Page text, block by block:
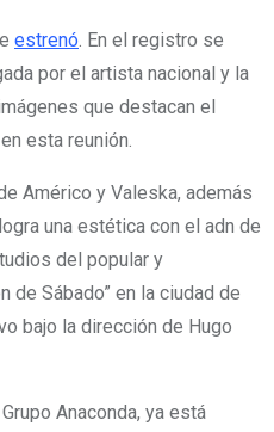
estrenó . En el registro se
por el artista nacional y la
que destacan el
esta reunión.
Américo y Valeska, además
una estética con el adn de
del popular y
de Sábado” en la ciudad de
bajo la dirección de Hugo
Anaconda, ya está